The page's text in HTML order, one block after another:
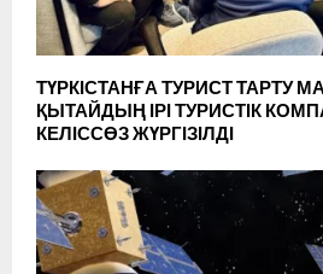
ТҮРКІСТАНҒА ТУРИСТ ТАРТУ
ҚЫТАЙДЫҢ ІРІ ТУРИСТІК
КЕЛІССӨЗ ЖҮРГІЗІЛДІ